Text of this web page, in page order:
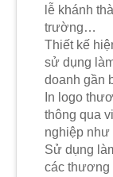
lễ khánh
trường…
Thiết kế
sử dụng
doanh gần
In logo
thông qua
nghiệp như
Sử dụng
các